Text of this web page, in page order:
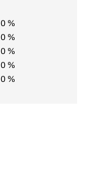
0 %
0 %
0 %
0 %
0 %